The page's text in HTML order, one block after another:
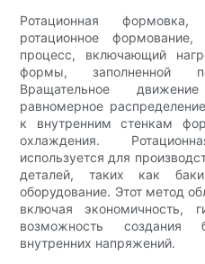
Ротационная
ротационное
процесс, включающий
формы, заполненной
Вращательное
равномерное
к внутренним стенкам
охлаждения.
используется для
деталей, таких как
оборудование. Этот метод
включая экономичность,
возможность создания
внутренних напряжений.